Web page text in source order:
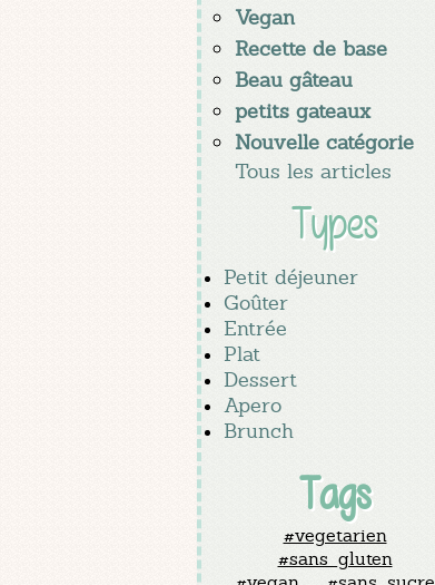
Vegan
Recette de base
Beau gâteau
petits gateaux
Nouvelle catégorie
Tous les articles
Types
Petit déjeuner
Goûter
Entrée
Plat
Dessert
Apero
Brunch
Tags
#vegetarien
#sans_gluten